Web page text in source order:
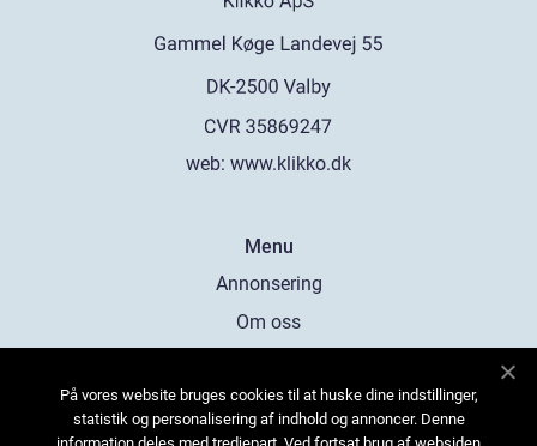
web: www.klikko.dk
Menu
Annonsering
Om oss
Kontakta oss
Sitemap
På vores website bruges cookies til at huske dine indstillinger,
statistik og personalisering af indhold og annoncer. Denne